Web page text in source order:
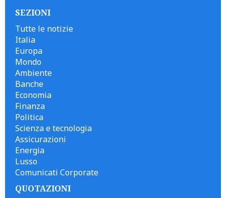
SEZIONI
Tutte le notizie
Italia
Europa
Mondo
Ambiente
Banche
Economia
Finanza
Politica
Scienza e tecnologia
Assicurazioni
Energia
Lusso
Comunicati Corporate
QUOTAZIONI